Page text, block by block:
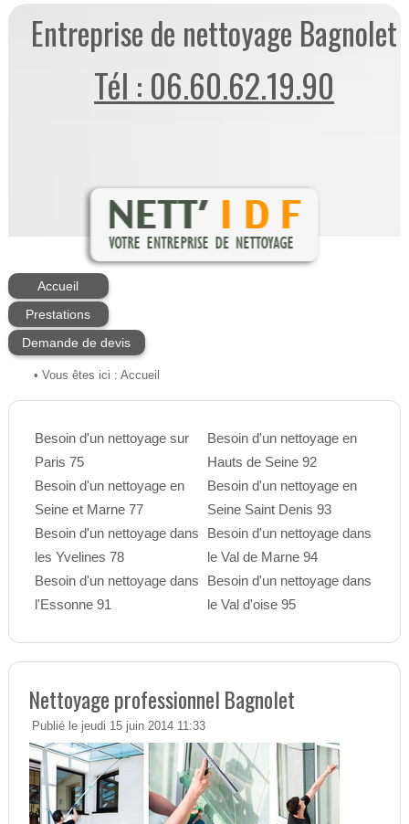
Entreprise de nettoyage Bagnolet
Tél : 06.60.62.19.90
Accueil
Prestations
Demande de devis
• Vous êtes ici : Accueil
Besoin d'un nettoyage sur
Paris 75
Besoin d'un nettoyage en
Seine et Marne 77
Besoin d'un nettoyage dans
les Yvelines 78
Besoin d'un nettoyage dans
l'Essonne 91
Besoin d'un nettoyage en
Hauts de Seine 92
Besoin d'un nettoyage en
Seine Saint Denis 93
Besoin d'un nettoyage dans
le Val de Marne 94
Besoin d'un nettoyage dans
le Val d'oise 95
Nettoyage professionnel Bagnolet
Publié le jeudi 15 juin 2014 11:33